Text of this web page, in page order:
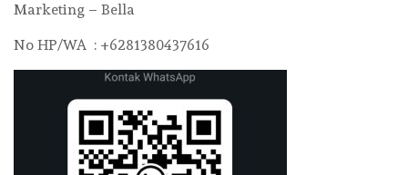
Marketing – Bella
No HP/WA : +6281380437616